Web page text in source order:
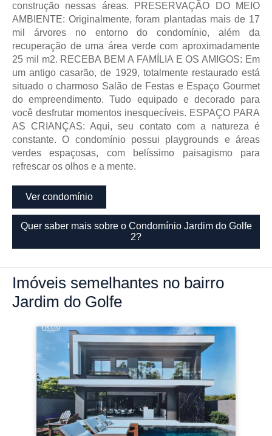
construção nessas áreas. PRESERVAÇÃO DO MEIO
AMBIENTE: Originalmente, foram plantadas mais de 17
mil árvores no entorno do condomínio, além da
recuperação de uma área verde com aproximadamente
25 mil m2. RECEBA BEM A FAMÍLIA E OS AMIGOS: Em
um antigo casarão, de 1929, totalmente restaurado está
situado o charmoso Salão de Festas e Espaço Gourmet
do empreendimento. Tudo equipado e decorado para
você desfrutar momentos inesquecíveis. ESPAÇO PARA
AS CRIANÇAS: Aqui, seu contato com a natureza é
constante. O condomínio possui playgrounds e áreas
verdes espaçosas, com belíssimo paisagismo para
refrescar os olhos e a mente.
Ver condomínio
Quer saber mais sobre o Condomínio Jardim do Golfe
2?
Imóveis semelhantes no bairro
Jardim do Golfe